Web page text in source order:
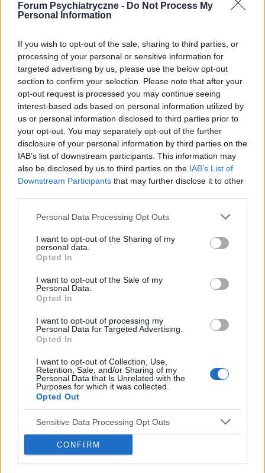
Forum Psychiatryczne - Do Not Process My
Personal Information
If you wish to opt-out of the sale, sharing to third parties, or
processing of your personal or sensitive information for
targeted advertising by us, please use the below opt-out
section to confirm your selection. Please note that after your
opt-out request is processed you may continue seeing
interest-based ads based on personal information utilized by
us or personal information disclosed to third parties prior to
your opt-out. You may separately opt-out of the further
disclosure of your personal information by third parties on the
IAB’s list of downstream participants. This information may
also be disclosed by us to third parties on the IAB’s List of
Downstream Participants that may further disclose it to other
Personal Data Processing Opt Outs
I want to opt-out of the Sharing of my
personal data.
Opted In
I want to opt-out of the Sale of my
Personal Data.
Opted In
I want to opt-out of processing my
Personal Data for Targeted Advertising.
Opted In
I want to opt-out of Collection, Use,
Retention, Sale, and/or Sharing of my
Personal Data that Is Unrelated with the
Purposes for which it was collected.
Opted Out
Sensitive Data Processing Opt Outs
CONFIRM
Cześć. Piszę z takim zapytaniem. Czy ktoś z Was
przerabiał może u psychoterapeuty swoje dzieciństwo
dziecko byłam bardzo porównywana do innych,
częst...
mike34
Forum:
Depresja
Pytanie odnośnie dawki
Jeżeli jest tu ktoś kto się na tym zna to chciałbym się
dowiedzieć czy jest szansa, że 20 tabletek 10mg
zolpidemu pomogłoby facetowi o wymiarach 1,84 m i
kingaaa89
wiecej gadac
Jak zacząć więcej mówić o sobie? Mój problem
zaczyna to być bardzo męczące, ponieważ np po
świętach i wizytach rodzinnych, rodzina/rodzeństwo
podc...
nic_nie_warty 38
Forum:Depresja